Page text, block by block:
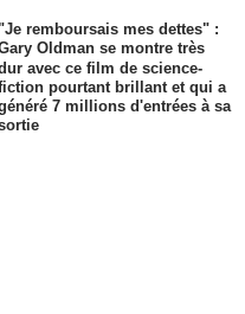
remboursais mes dettes" :
Oldman se montre très
avec ce film de science-
pourtant brillant et qui a
7 millions d'entrées à sa